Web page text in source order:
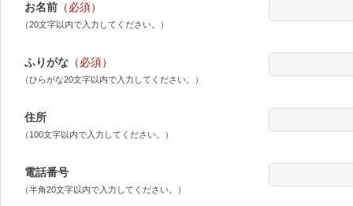
お名前 （必須）
（20文字以内で入力してください。）
ふりがな （必須）
（ひらがな20文字以内で入力してください。）
住所
（100文字以内で入力してください。）
電話番号
（半角20文字以内で入力してください。）